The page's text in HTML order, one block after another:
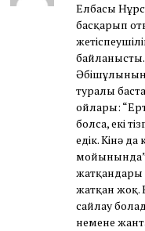
Елбасы
басқарып
Әбішұлының
туралы
ойлары:
болса, екі
едік. Кінә
жатқандары
жатқан жоқ.
сайлау
немене